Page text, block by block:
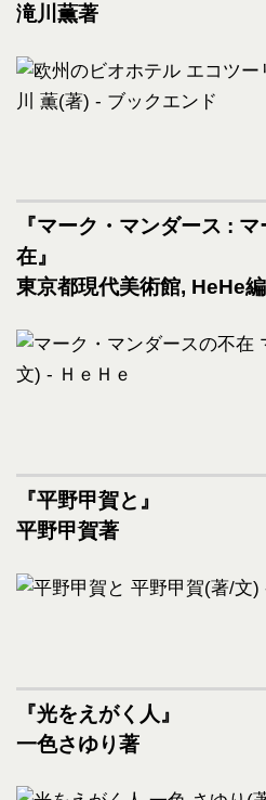
滝川薫著
『マーク・マンダース :
在』
東京都現代美術館, HeHe
『平野甲賀と』
平野甲賀著
『光をえがく人』
一色さゆり著